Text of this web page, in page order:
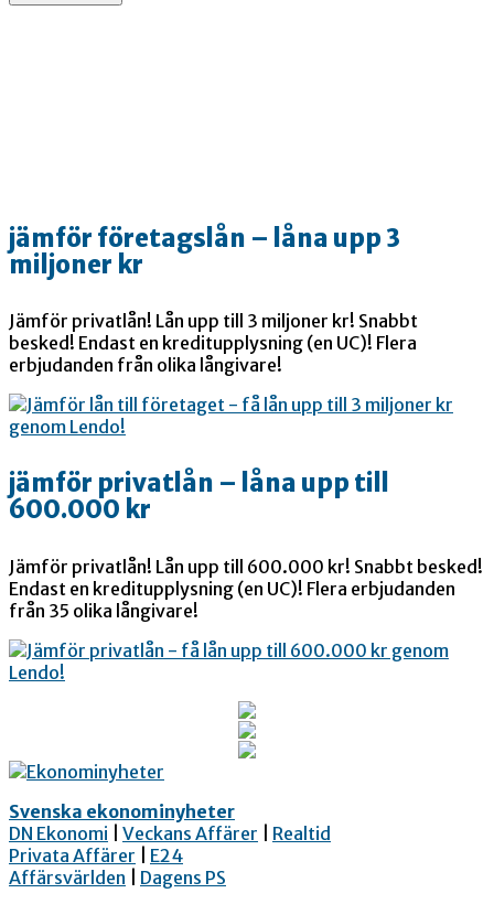
jämför företagslån – låna upp 3
miljoner kr
Jämför privatlån! Lån upp till 3 miljoner kr! Snabbt
besked! Endast en kreditupplysning (en UC)! Flera
erbjudanden från olika långivare!
jämför privatlån – låna upp till
600.000 kr
Jämför privatlån! Lån upp till 600.000 kr! Snabbt besked!
Endast en kreditupplysning (en UC)! Flera erbjudanden
från 35 olika långivare!
Svenska ekonominyheter
DN Ekonomi
Veckans Affärer
Realtid
Privata Affärer
E24
Affärsvärlden
Dagens PS